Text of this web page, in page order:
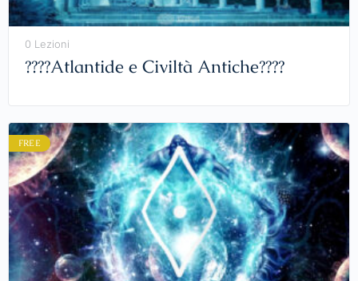
0 Lezioni
????️Atlantide e Civiltà Antiche????️
FREE